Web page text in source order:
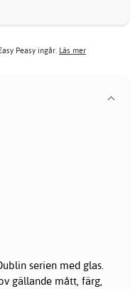
Peasy ingår. Läs mer
serien med glas.
gällande mått, färg,